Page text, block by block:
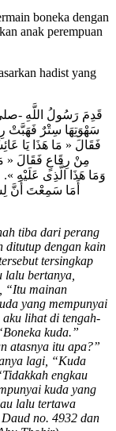
boneka dengan
anak perempuan
hadist yang
قَدِمَ رَسُولُ اللَّهِ -
سَهْوَتِهَا سِتْرٌ فَهَبَّتْ
فَقَالَ « مَا هَذَا يَا
مِنْ رِقَاعٍ فَقَالَ «
وَمَا هَذَا الَّذِى عَلَيْهِ
أَمَا سَمِعْتَ أَنَّ
tiba dari perang
ditutup dengan kain
tersingkap
lalu bertanya,
“Itu mainan
yang mempunyai
lihat di tengah-
kuda.”
atasnya itu apa?”
lagi, “Kuda
engkau
kuda yang
lalu tertawa
no. 4932 dan